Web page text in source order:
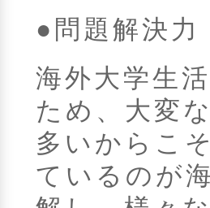
●問題解決力
海外大学生
ため、大変
多いからこ
ているのが